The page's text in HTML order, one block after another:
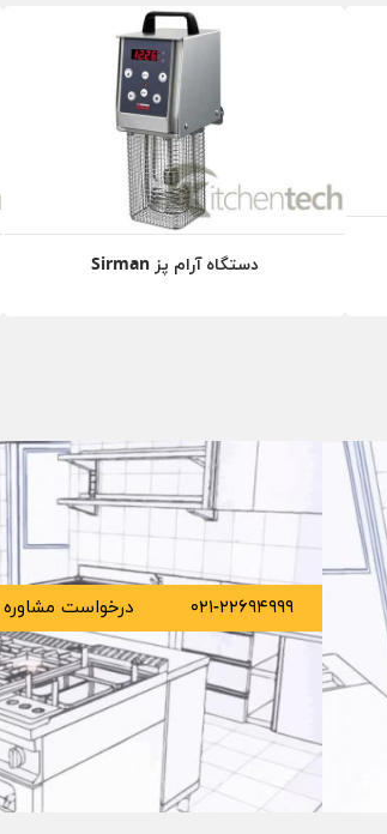
دستگاه آرام پز Sirman
۰۲۱-۲۲۶۹۴۹۹۹ درخواست مشاوره